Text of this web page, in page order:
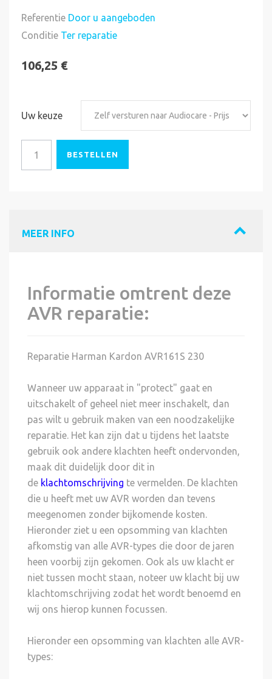
Referentie Door u aangeboden
Conditie Ter reparatie
106,25 €
Uw keuze
BESTELLEN
MEER INFO
Informatie omtrent deze
AVR reparatie:
Reparatie Harman Kardon AVR161S 230
Wanneer uw apparaat in "protect" gaat en
uitschakelt of geheel niet meer inschakelt, dan
pas wilt u gebruik maken van een noodzakelijke
reparatie. Het kan zijn dat u tijdens het laatste
gebruik ook andere klachten heeft ondervonden,
maak dit duidelijk door dit in
de klachtomschrijving te vermelden. De klachten
die u heeft met uw AVR worden dan tevens
meegenomen zonder bijkomende kosten.
Hieronder ziet u een opsomming van klachten
afkomstig van alle AVR-types die door de jaren
heen voorbij zijn gekomen. Ook als uw klacht er
niet tussen mocht staan, noteer uw klacht bij uw
klachtomschrijving zodat het wordt benoemd en
wij ons hierop kunnen focussen.
Hieronder een opsomming van klachten alle AVR-
types: